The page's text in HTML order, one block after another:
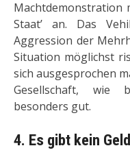
Machtdemonstration
Staat’ an. Das
Aggression der
Situation möglichst
sich ausgesprochen
Gesellschaft, wie
besonders gut.
4. Es gibt kein Geld